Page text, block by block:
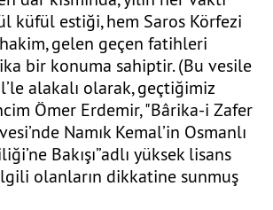
küfül estiği, hem Saros Körfezi
gelen geçen fatihleri
bir konuma sahiptir. (Bu vesile
alakalı olarak, geçtiğimiz
Ömer Erdemir, "Bârika-i Zafer
Namık Kemal’in Osmanlı
Bakışı”adlı yüksek lisans
olanların dikkatine sunmuş